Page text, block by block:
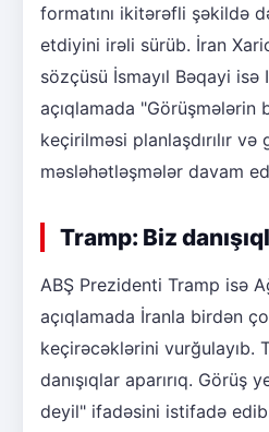
formatını ikitərəfli şəkildə
etdiyini irəli sürüb. İran
sözçüsü İsmayıl Bəqayi isə
açıqlamada "Görüşmələrin
keçirilməsi planlaşdırılır
məsləhətləşmələr davam
Tramp: Biz
ABŞ Prezidenti Tramp isə
açıqlamada İranla birdən
keçirəcəklərini vurğulayıb.
danışıqlar aparırıq. Görüş
deyil" ifadəsini istifadə